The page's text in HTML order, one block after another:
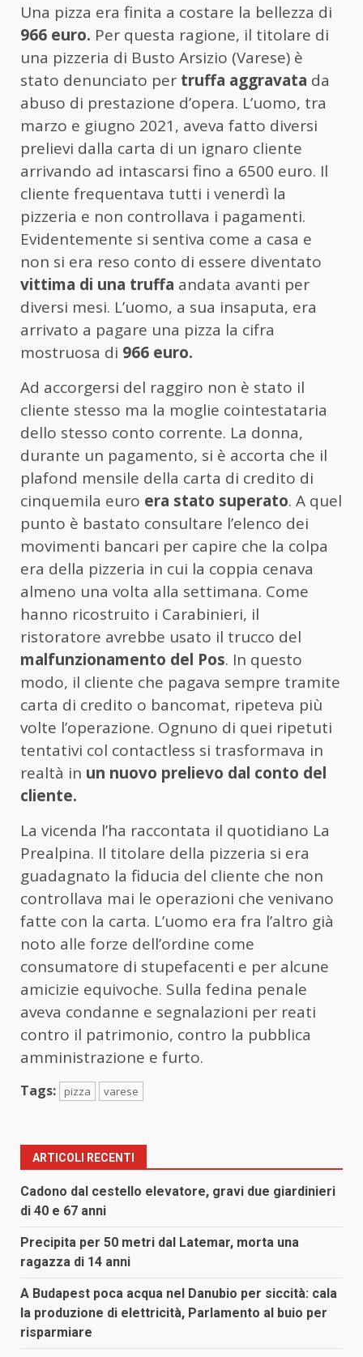
Una pizza era finita a costare la bellezza di
966 euro. Per questa ragione, il titolare di
una pizzeria di Busto Arsizio (Varese) è
stato denunciato per truffa aggravata da
abuso di prestazione d’opera. L’uomo, tra
marzo e giugno 2021, aveva fatto diversi
prelievi dalla carta di un ignaro cliente
arrivando ad intascarsi fino a 6500 euro. Il
cliente frequentava tutti i venerdì la
pizzeria e non controllava i pagamenti.
Evidentemente si sentiva come a casa e
non si era reso conto di essere diventato
vittima di una truffa andata avanti per
diversi mesi. L’uomo, a sua insaputa, era
arrivato a pagare una pizza la cifra
mostruosa di 966 euro.
Ad accorgersi del raggiro non è stato il
cliente stesso ma la moglie cointestataria
dello stesso conto corrente. La donna,
durante un pagamento, si è accorta che il
plafond mensile della carta di credito di
cinquemila euro era stato superato. A quel
punto è bastato consultare l’elenco dei
movimenti bancari per capire che la colpa
era della pizzeria in cui la coppia cenava
almeno una volta alla settimana. Come
hanno ricostruito i Carabinieri, il
ristoratore avrebbe usato il trucco del
malfunzionamento del Pos. In questo
modo, il cliente che pagava sempre tramite
carta di credito o bancomat, ripeteva più
volte l’operazione. Ognuno di quei ripetuti
tentativi col contactless si trasformava in
realtà in un nuovo prelievo dal conto del
cliente.
La vicenda l’ha raccontata il quotidiano La
Prealpina. Il titolare della pizzeria si era
guadagnato la fiducia del cliente che non
controllava mai le operazioni che venivano
fatte con la carta. L’uomo era fra l’altro già
noto alle forze dell’ordine come
consumatore di stupefacenti e per alcune
amicizie equivoche. Sulla fedina penale
aveva condanne e segnalazioni per reati
contro il patrimonio, contro la pubblica
amministrazione e furto.
Tags: pizza varese
ARTICOLI RECENTI
Cadono dal cestello elevatore, gravi due giardinieri
di 40 e 67 anni
Precipita per 50 metri dal Latemar, morta una
ragazza di 14 anni
A Budapest poca acqua nel Danubio per siccità: cala
la produzione di elettricità, Parlamento al buio per
risparmiare